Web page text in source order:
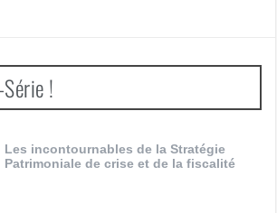
!
Les incontournables de la Stratégie
Patrimoniale de crise et de la fiscalité